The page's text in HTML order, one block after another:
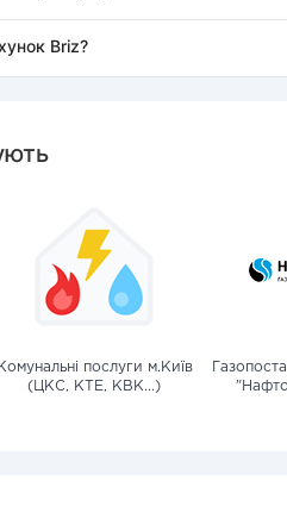
Briz?
Комунальні послуги м.Київ
(ЦКС, КТЕ, КВК...)